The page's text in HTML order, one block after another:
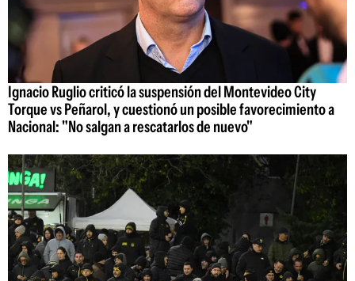
Ignacio Ruglio criticó la suspensión del Montevideo City
Torque vs Peñarol, y cuestionó un posible favorecimiento a
Nacional: "No salgan a rescatarlos de nuevo"